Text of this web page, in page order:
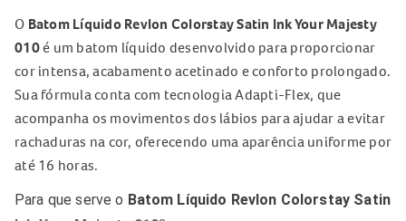
O Batom Líquido Revlon Colorstay Satin Ink Your Majesty
010é um batom líquido desenvolvido para proporcionar
cor intensa, acabamento acetinado e conforto prolongado.
Sua fórmula conta com tecnologia Adapti-Flex, que
acompanha os movimentos dos lábios para ajudar a evitar
rachaduras na cor, oferecendo uma aparência uniforme por
até 16 horas.
Para que serve o Batom Líquido Revlon Colorstay Satin